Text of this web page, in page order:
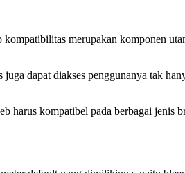
merupakan komponen
dapat diakses penggunanya tak
harus kompatibel pada berbagai